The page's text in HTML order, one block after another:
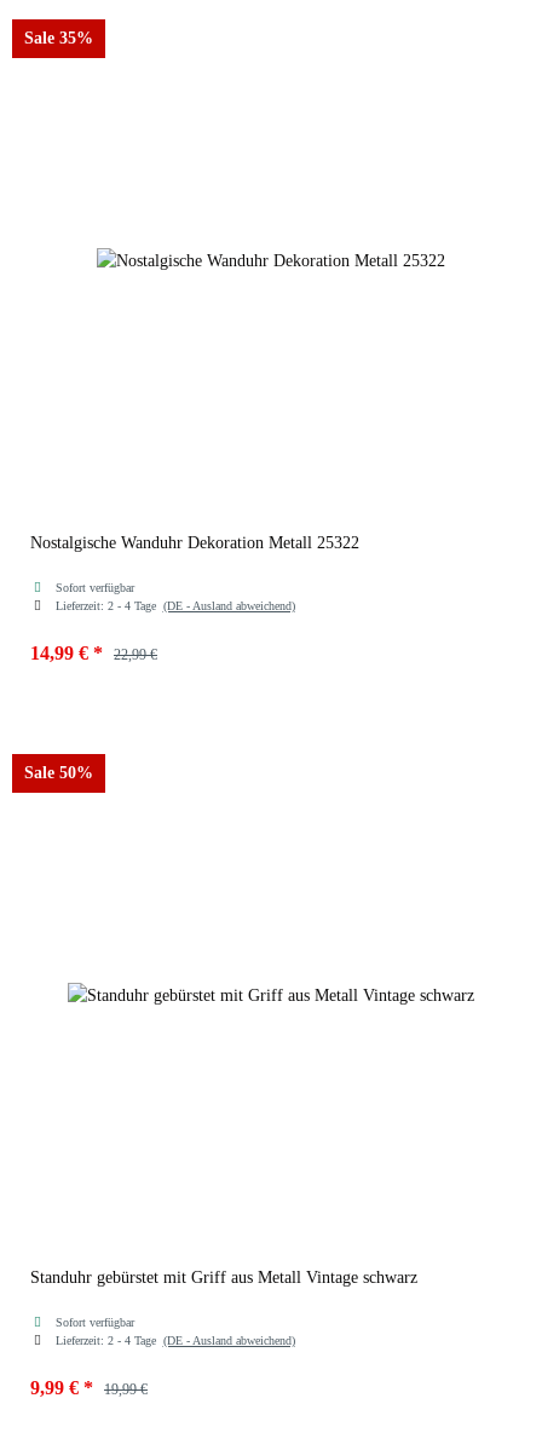
Sale 35%
Nostalgische Wanduhr Dekoration Metall 25322
Sofort verfügbar
Lieferzeit: 2 - 4 Tage (DE - Ausland abweichend)
14,99 € * 22,99 €
Sale 50%
Standuhr gebürstet mit Griff aus Metall Vintage schwarz
Sofort verfügbar
Lieferzeit: 2 - 4 Tage (DE - Ausland abweichend)
9,99 € * 19,99 €